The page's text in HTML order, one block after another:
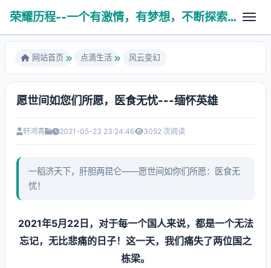
荣耀历程--一个有激情，有梦想，不断探索未知世界的热血青年
故剑情深
养育之恩
亲子互动
风云变幻
医学技术
科普健康
算法数据
使用工具
网站首页 点滴生活 风云变幻
愿世间如您们所愿，医食无忧---缅怀英雄
轩鸿青 2021-05-23 23:24:46 3052 次阅读
一稻济天下，肝胆两昆仑——愿世间如你们所愿：医食无
忧！
2021年5月22日，对于每一个国人来说，都是一个无法
忘记，无比悲痛的日子！这一天，我们痛失了两位国之
栋梁。